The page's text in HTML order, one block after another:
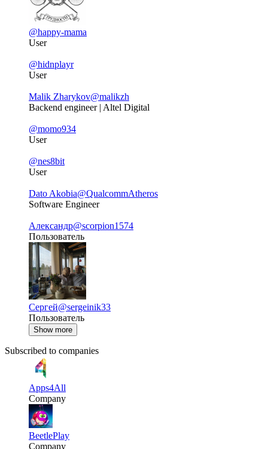
@happy-mama
User
@hidnplayr
User
Malik Zharykov@malikzh
Backend engineer | Altel Digital
@momo934
User
@nes8bit
User
Dato Akobia@QualcommAtheros
Software Engineer
Александр@scorpion1574
Пользователь
Сергей@sergeinik33
Пользователь
Show more
Subscribed to companies
Apps4All
Company
BeetlePlay
Company